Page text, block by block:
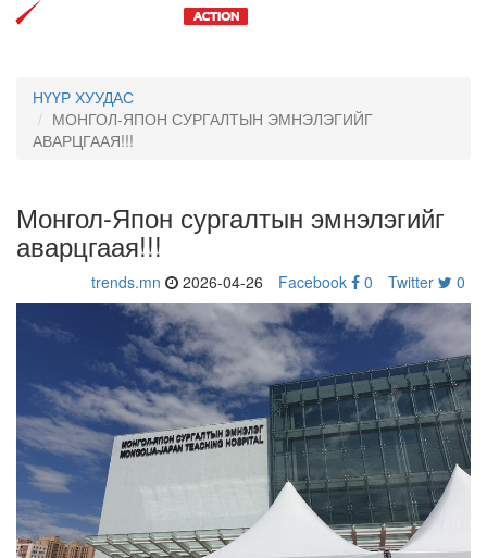
НҮҮР ХУУДАС
МОНГОЛ-ЯПОН СУРГАЛТЫН ЭМНЭЛЭГИЙГ
АВАРЦГААЯ!!!
Монгол-Япон сургалтын эмнэлэгийг
аварцгаая!!!
trends.mn 2026-04-26 Facebook 0 Twitter 0